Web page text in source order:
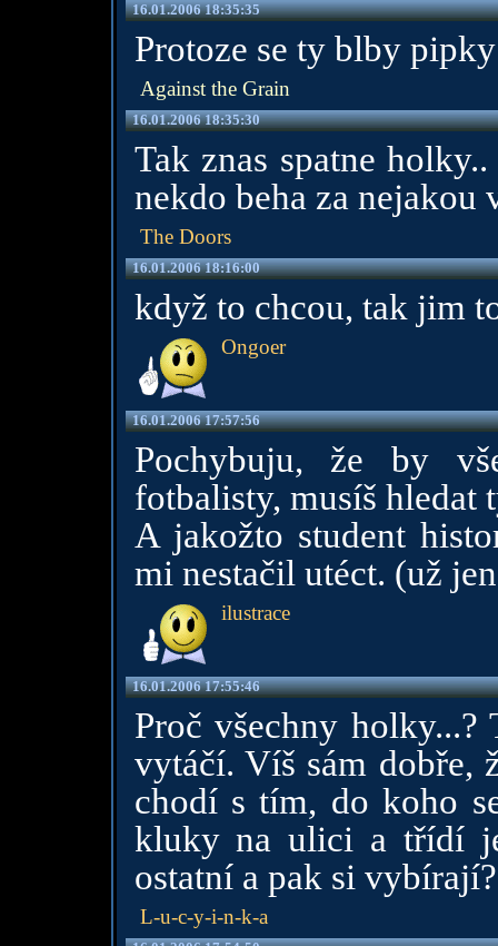
16.01.2006 18:35:35
Protoze se ty blby
Against the Grain
16.01.2006 18:35:30
Tak znas spatne
nekdo beha za nejakou
The Doors
16.01.2006 18:16:00
když to chcou, tak jim
Ongoer
16.01.2006 17:57:56
Pochybuju, že by
fotbalisty, musíš hledat
A jakožto student
mi nestačil utéct. (už
ilustrace
16.01.2006 17:55:46
Proč všechny holky...?
vytáčí. Víš sám dobře,
chodí s tím, do koho
kluky na ulici a třídí
ostatní a pak si
L-u-c-y-i-n-k-a